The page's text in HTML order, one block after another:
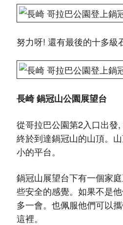
努力呀! 還有最後的十多級
長崎 鍋冠山公園展望台
從哥拉巴公園第2入口出發
終於到達鍋冠山的山頂。
小的平台。
鍋冠山展望台下有一個家
些安全的感覺。如果不是
多一會。也佩服他們可以
這裡。